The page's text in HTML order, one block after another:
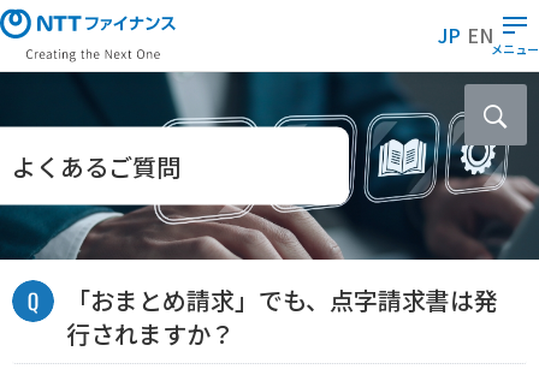
メ
イ
ン
ン
ン
ツ
キ
プ
JP ENメニュー
よくあるご質問
「おまとめ請求」でも、点字請求書は発
行されますか？